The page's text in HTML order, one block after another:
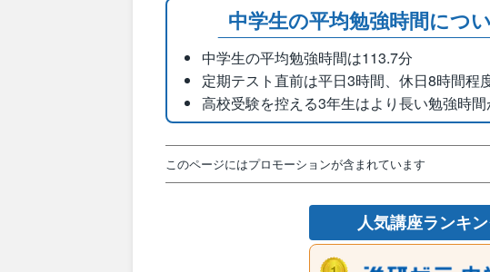
中学生の平均勉強時間につ
中学生の平均勉強時間は113.7分
定期テスト直前は平日3時間、休日8時間程
高校受験を控える3年生はより長い勉強時
このページにはプロモーションが含まれています
人気講座ランキ